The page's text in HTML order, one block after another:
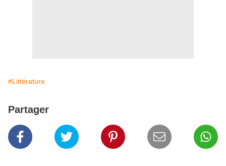
#Littérature
Partager